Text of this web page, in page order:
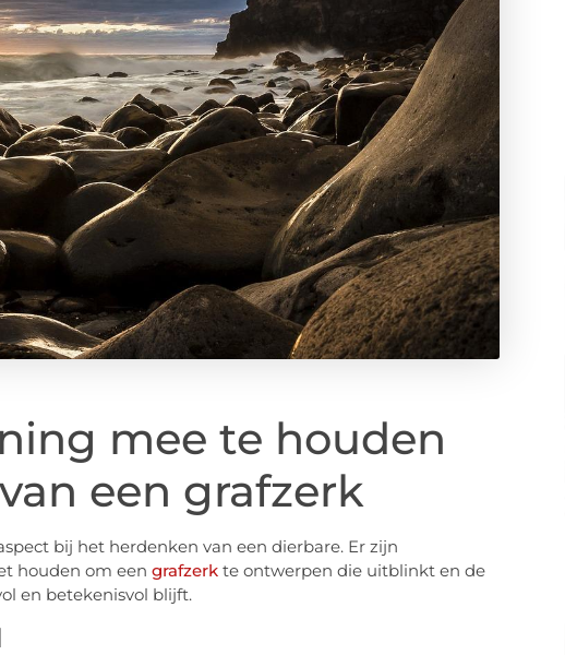
mee te houden
een grafzerk
bij het herdenken van een dierbare. Er zijn
houden om een grafzerkte ontwerpen die uitblinkt en de
en betekenisvol blijft.